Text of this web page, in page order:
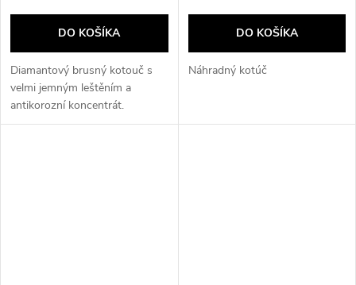
DO KOŠÍKA
Diamantový brusný kotouč s
velmi jemným leštěním a
antikorozní koncentrát.
DO KOŠÍKA
Náhradný kotúč